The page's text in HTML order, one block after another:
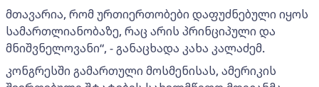
მთავარია, რომ ურთიერთობები დაფუძნებული იყოს
სამართლიანობაზე, რაც არის პრინციპული და
მნიშვნელოვანი“, - განაცხადა კახა კალაძემ.
კონგრესში გამართული მოსმენისას, ამერიკის